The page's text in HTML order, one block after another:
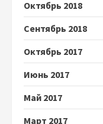
Октябрь 2018
Сентябрь 2018
Октябрь 2017
Июнь 2017
Май 2017
Март 2017